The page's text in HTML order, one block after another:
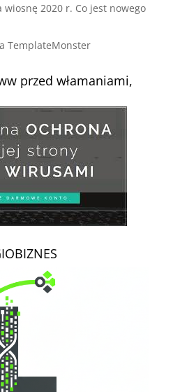
wiosnę 2020 r. Co jest nowego
TemplateMonster
przed włamaniami,